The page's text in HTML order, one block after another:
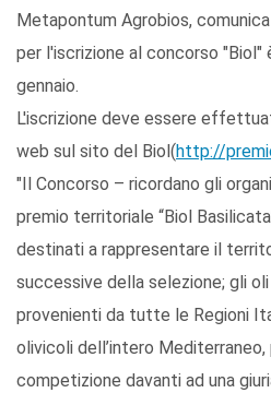
Metapontum Agrobios,
per l'iscrizione al concorso "Biol"
gennaio.
L'iscrizione deve essere
web sul sito del Biol(http://
"Il Concorso – ricordano gli
premio territoriale “Biol
destinati a rappresentare il
successive della selezione; gli
provenienti da tutte le Regioni
olivicoli dell’intero Mediterraneo,
competizione davanti ad una